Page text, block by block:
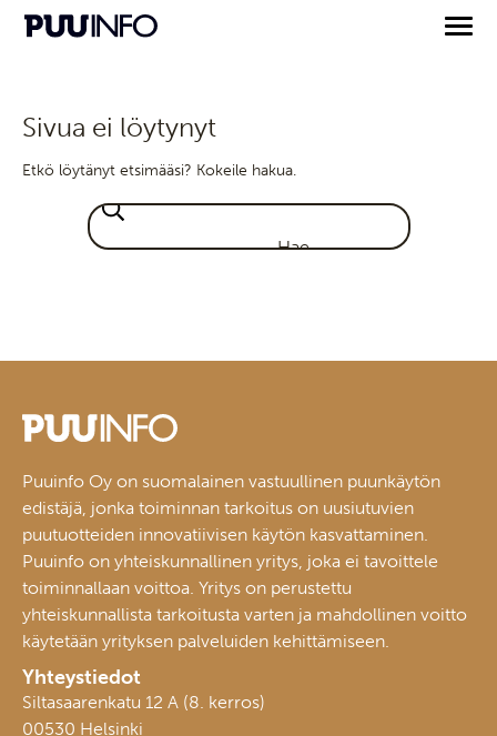
Sivua ei löytynyt
Etkö löytänyt etsimääsi? Kokeile hakua.
Puuinfo Oy on suomalainen vastuullinen puunkäytön
edistäjä, jonka toiminnan tarkoitus on uusiutuvien
puutuotteiden innovatiivisen käytön kasvattaminen.
Puuinfo on yhteiskunnallinen yritys, joka ei tavoittele
toiminnallaan voittoa. Yritys on perustettu
yhteiskunnallista tarkoitusta varten ja mahdollinen voitto
käytetään yrityksen palveluiden kehittämiseen.
Yhteystiedot
Siltasaarenkatu 12 A (8. kerros)
00530 Helsinki